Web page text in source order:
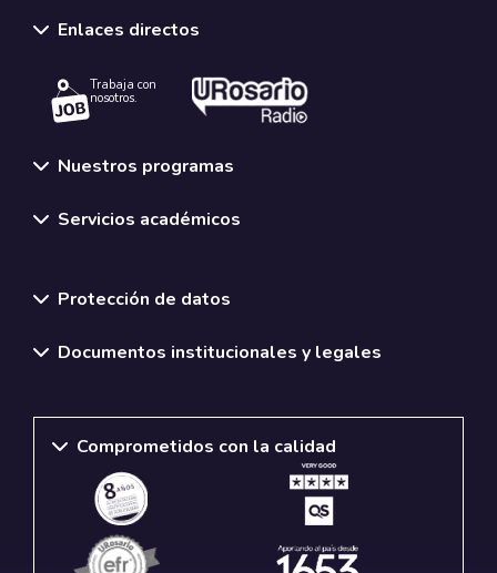
Enlaces directos
Trabaja con
nosotros.
Nuestros programas
Servicios académicos
Protección de datos
Documentos institucionales y legales
Comprometidos con la calidad